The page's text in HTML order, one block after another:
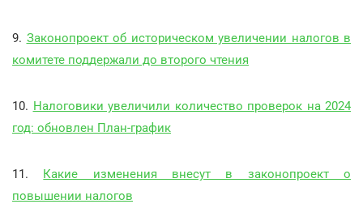
9. Законопроект об историческом увеличении налогов в
комитете поддержали до второго чтения
10. Налоговики увеличили количество проверок на 2024
год: обновлен План-график
11. Какие изменения внесут в законопроект о
повышении налогов